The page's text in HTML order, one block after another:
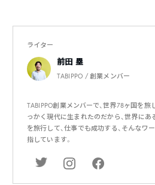
ライター
前田 塁
TABIPPO / 創業メンバー
TABIPPO創業メンバーで、世界78ヶ国を旅
っかく現代に生まれたのだから、世界にあ
を旅行して、仕事でも成功する、そんなワ
指しています。